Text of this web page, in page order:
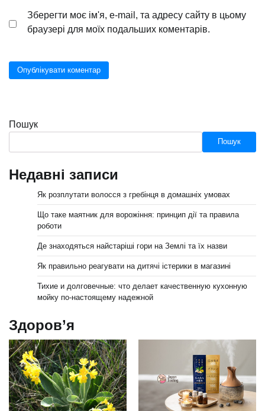
Зберегти моє ім'я, e-mail, та адресу сайту в цьому
браузері для моїх подальших коментарів.
Пошук
Пошук
Недавні записи
Як розплутати волосся з гребінця в домашніх умовах
Що таке маятник для ворожіння: принцип дії та правила
роботи
Де знаходяться найстаріші гори на Землі та їх назви
Як правильно реагувати на дитячі істерики в магазині
Тихие и долговечные: что делает качественную кухонную
мойку по-настоящему надежной
Здоров’я